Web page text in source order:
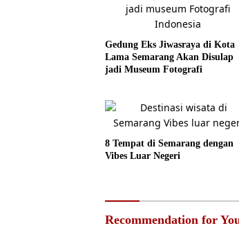
Gedung Eks Jiwasraya di Kota
Lama Semarang Akan Disulap
jadi Museum Fotografi
8 Tempat di Semarang dengan
Vibes Luar Negeri
Recommendation for